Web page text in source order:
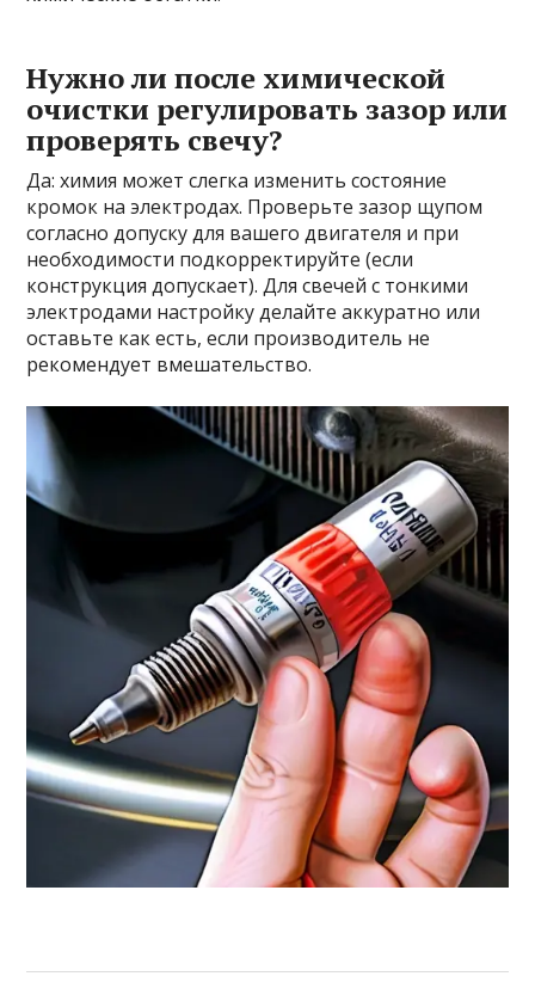
Нужно ли после химической
очистки регулировать зазор или
проверять свечу?
Да: химия может слегка изменить состояние
кромок на электродах. Проверьте зазор щупом
согласно допуску для вашего двигателя и при
необходимости подкорректируйте (если
конструкция допускает). Для свечей с тонкими
электродами настройку делайте аккуратно или
оставьте как есть, если производитель не
рекомендует вмешательство.